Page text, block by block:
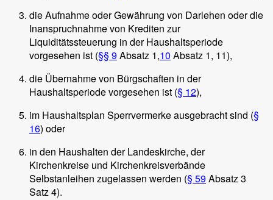
die Aufnahme oder Gewährung von Darlehen oder die
Inanspruchnahme von Krediten zur
Liquiditätssteuerung in der Haushaltsperiode
vorgesehen ist (§§ 9Absatz 1,10 Absatz 1, 11),
die Übernahme von Bürgschaften in der
Haushaltsperiode vorgesehen ist (§ 12),
im Haushaltsplan Sperrvermerke ausgebracht sind (§
16) oder
in den Haushalten der Landeskirche, der
Kirchenkreise und Kirchenkreisverbände
Selbstanleihen zugelassen werden (§ 59Absatz 3
Satz 4).